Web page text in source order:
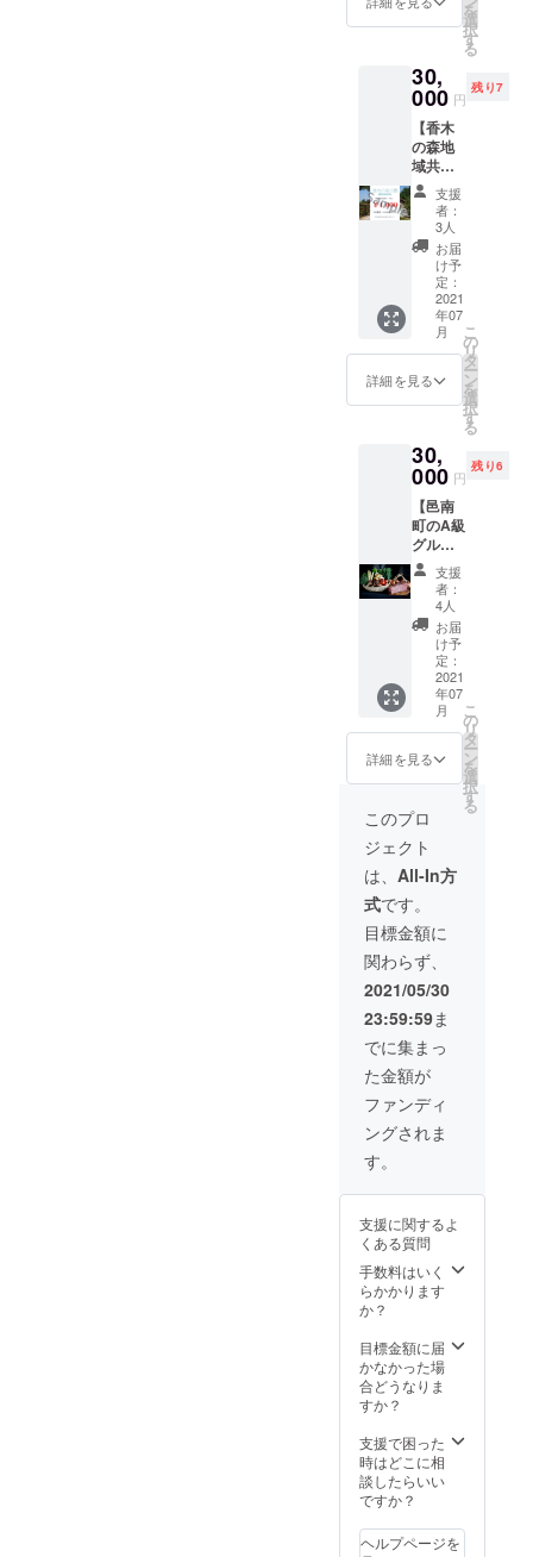
ただき
ます。
※おつり
は出ま
せんの
でご注
意くだ
さい。
※転売は
不可で
すが、
他の方
への提
供は可
能で
す。 ※
複数枚
アル
オープ
「手打
ちそば
千蓼
庵」で
そば打
ちを体
験し、
打ちた
てのそ
ばを味
わって
いただ
きま
す。お
持ち帰
りそば
付きで
ち体験
は月曜
日に開
催しま
す。時
間は10
時から
12時30
分まで
です。
※体験は
1日2組
限定
で、1組
は2人ま
でで
す。 ※
にてお
予約を
お願い
いたし
ます。
※お店の
情報は
下記の
URLを
くださ
い。
https://
senryo
uan.co
m
を
選
択
す
る
30,
000 円
残り7
【香木
の森地
域共通
クーポ
ン
10,000
円分】
香木の
森周辺
の約〇
〇店舗
でご利
用可能
なクー
ポンで
す。 ◆
◇対象
店舗 こ
ちらか
らご確
認くだ
さい。
https://
ohnan-
kanko.c
om/kob
oku/ma
期限は
2022年
3月末ま
で / 各店
舗が存
効とさ
せてい
ただき
ます。
※おつり
は出ま
せんの
でご注
意くだ
さい。
※転売は
不可で
すが、
他の方
への提
供は可
能で
す。 ※
が可能
です。
支援
者：
3人
お届
け予
定：
2021
年07
月
詳細を見る
こ
の
リ
タ
ー
ン
を
選
択
す
る
30,
000 円
残り6
【邑南
町のA級
グルメ
を満喫
AJIKU
ファー
ム収穫
体験&A
級グル
メラン
チ(2名
様)】
「最高
の食材
は田舎
にあり
ます」
島根県
西部・
石見地
方に位
置する
「A級グ
ルメ」
のま
ち、邑
南町
（おお
なん
ちょ
う） 中
国山地
の豊か
れた、
里山に
イタリ
アンレ
ストラ
ン
URA」
はあり
ます。
本支援
AJIKU
RAが運
営する
AJIKU
ファー
支援
者：
4人
お届
け予
定：
2021
年07
月
詳細を見る
こ
の
リ
タ
ー
ン
を
選
択
す
る
このプロ
ジェクト
は、 All-In方
式です。
目標金額に
関わらず、
2021/05/30
23:59:59ま
でに集まっ
た金額が
ファンディ
ングされま
す。
支援に関するよ
くある質問
手数料はいく
らかかります
か？
目標金額に届
かなかった場
合どうなりま
すか？
支援で困った
時はどこに相
談したらいい
ですか？
ヘルプページを